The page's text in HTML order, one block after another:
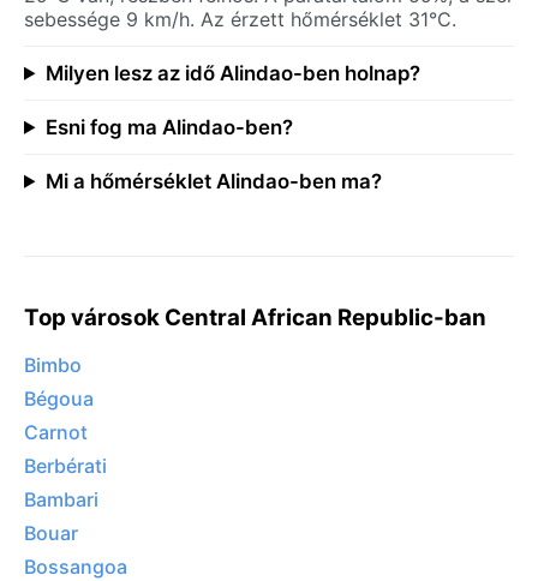
sebessége 9 km/h. Az érzett hőmérséklet 31°C.
Milyen lesz az idő Alindao-ben holnap?
Esni fog ma Alindao-ben?
Mi a hőmérséklet Alindao-ben ma?
Top városok Central African Republic-ban
Bimbo
Bégoua
Carnot
Berbérati
Bambari
Bouar
Bossangoa